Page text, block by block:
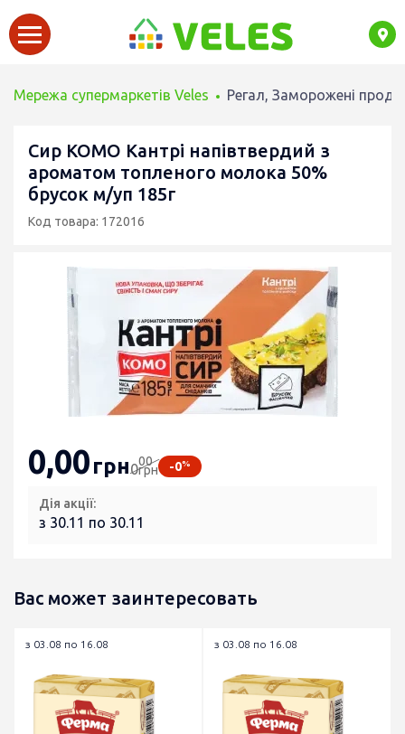
Мережа супермаркетів Veles Регал, Заморожені
Сир КОМО Кантрі напівтвердий з
ароматом топленого молока 50%
брусок м/уп 185г
Код товара: 172016
0,00грн000
грн -0%
Дія акції:
з 30.11 по 30.11
Вас может заинтересовать
з 03.08 по 16.08 з 03.08 по 16.08